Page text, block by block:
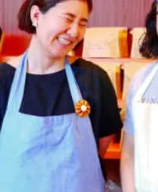
業
地域活性化